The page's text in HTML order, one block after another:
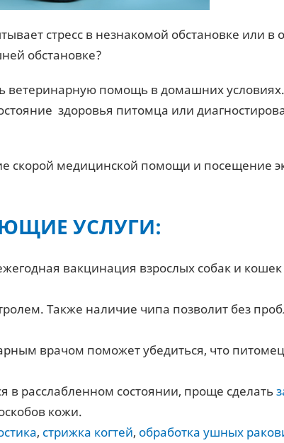
стресс в незнакомой обстановке или в
обстановке?
ветеринарную помощь в домашних
здоровья питомца или
скорой медицинской помощи и посещение
УСЛУГИ:
вакцинация взрослых собак и
Также наличие чипа позволит без
врачом поможет убедиться, что
в расслабленном состоянии, проще сделать
кожи.
, стрижка когтей, обработка ушных